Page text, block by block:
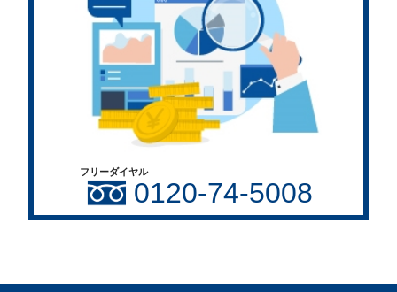
フリーダイヤル
0120-74-5008